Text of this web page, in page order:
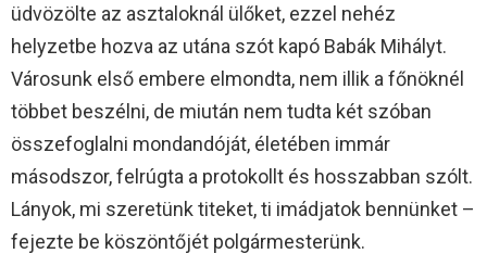
üdvözölte az asztaloknál ülőket, ezzel nehéz
helyzetbe hozva az utána szót kapó Babák Mihályt.
Városunk első embere elmondta, nem illik a főnöknél
többet beszélni, de miután nem tudta két szóban
összefoglalni mondandóját, életében immár
másodszor, felrúgta a protokollt és hosszabban szólt.
Lányok, mi szeretünk titeket, ti imádjatok bennünket –
fejezte be köszöntőjét polgármesterünk.